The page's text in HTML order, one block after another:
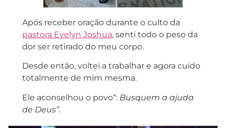
Após receber oração durante o culto da
pastora Evelyn Joshua, senti todo o peso da
dor ser retirado do meu corpo.
Desde então, voltei a trabalhar e agora cuido
totalmente de mim mesma.
Ele aconselhou o povo“: Busquem a ajuda
de Deus”.